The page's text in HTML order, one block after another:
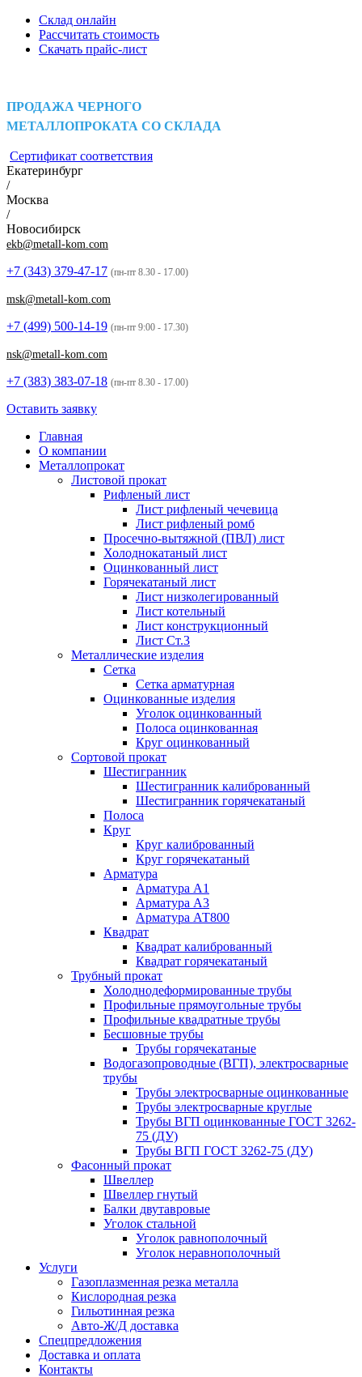
Склад онлайн
Рассчитать стоимость
Скачать прайс-лист
ПРОДАЖА ЧЕРНОГО
МЕТАЛЛОПРОКАТА СО СКЛАДА
Сертификат соответствия
Екатеринбург
/
Москва
/
Новосибирск
ekb@metall-kom.com
+7 (343) 379-47-17 (пн-пт 8.30 - 17.00)
msk@metall-kom.com
+7 (499) 500-14-19 (пн-пт 9:00 - 17.30)
nsk@metall-kom.com
+7 (383) 383-07-18 (пн-пт 8.30 - 17.00)
Оставить заявку
Главная
О компании
Металлопрокат
Листовой прокат
Рифленый лист
Лист рифленый чечевица
Лист рифленый ромб
Просечно-вытяжной (ПВЛ) лист
Холоднокатаный лист
Оцинкованный лист
Горячекатаный лист
Лист низколегированный
Лист котельный
Лист конструкционный
Лист Ст.3
Металлические изделия
Сетка
Сетка арматурная
Оцинкованные изделия
Уголок оцинкованный
Полоса оцинкованная
Круг оцинкованный
Сортовой прокат
Шестигранник
Шестигранник калиброванный
Шестигранник горячекатаный
Полоса
Круг
Круг калиброванный
Круг горячекатаный
Арматура
Арматура А1
Арматура А3
Арматура АТ800
Квадрат
Квадрат калиброванный
Квадрат горячекатаный
Трубный прокат
Холоднодеформированные трубы
Профильные прямоугольные трубы
Профильные квадратные трубы
Бесшовные трубы
Трубы горячекатаные
Водогазопроводные (ВГП), электросварные
трубы
Трубы электросварные оцинкованные
Трубы электросварные круглые
Трубы ВГП оцинкованные ГОСТ 3262-
75 (ДУ)
Трубы ВГП ГОСТ 3262-75 (ДУ)
Фасонный прокат
Швеллер
Швеллер гнутый
Балки двутавровые
Уголок стальной
Уголок равнополочный
Уголок неравнополочный
Услуги
Газоплазменная резка металла
Кислородная резка
Гильотинная резка
Авто-Ж/Д доставка
Спецпредложения
Доставка и оплата
Контакты